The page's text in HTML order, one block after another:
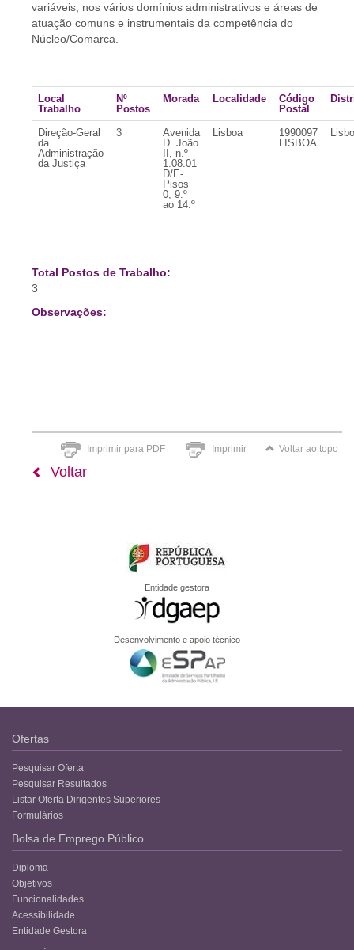
variáveis, nos vários domínios administrativos e áreas de
atuação comuns e instrumentais da competência do
Núcleo/Comarca.
Local
Trabalho
Nº
Postos
Morada Localidade
Código
Postal
Direção-Geral
da
Administração
da Justiça
3
Avenida
D. João
II, n.º
1.08.01
D/E-
Pisos
0, 9.º
ao 14.º
Lisboa
1990097
LISBOA
Total Postos de Trabalho:
3
Observações:
Imprimir para PDF Imprimir Voltar ao topo
Voltar
Entidade gestora
Desenvolvimento e apoio técnico
Ofertas
Pesquisar Oferta
Pesquisar Resultados
Listar Oferta Dirigentes Superiores
Formulários
Bolsa de Emprego Público
Diploma
Objetivos
Funcionalidades
Acessibilidade
Entidade Gestora